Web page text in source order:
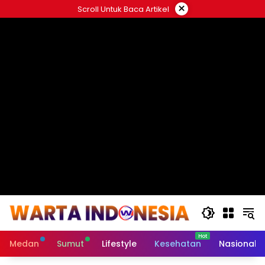
ke
Scroll Untuk Baca Artikel ×
Medan Sumut Lifestyle Kesehatan Nasional